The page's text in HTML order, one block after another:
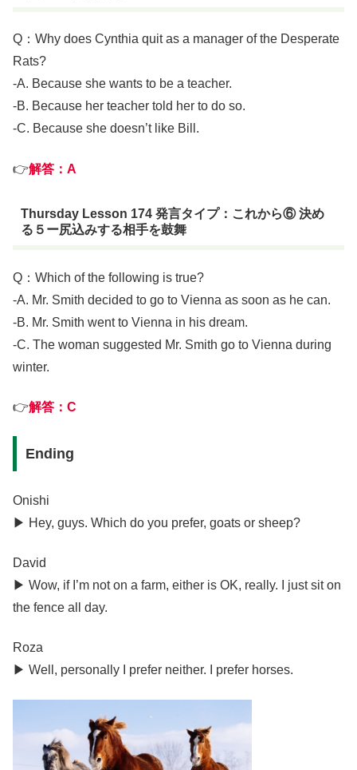
Q：Why does Cynthia quit as a manager of the Desperate
Rats?
-A. Because she wants to be a teacher.
-B. Because her teacher told her to do so.
-C. Because she doesn’t like Bill.
👉解答：A
Thursday Lesson 174 発言タイプ：これから⑥ 決め
る５ー尻込みする相手を鼓舞
Q：Which of the following is true?
-A. Mr. Smith decided to go to Vienna as soon as he can.
-B. Mr. Smith went to Vienna in his dream.
-C. The woman suggested Mr. Smith go to Vienna during
winter.
👉解答：C
Ending
Onishi
▶︎ Hey, guys. Which do you prefer, goats or sheep?
David
▶︎ Wow, if I’m not on a farm, either is OK, really. I just sit on
the fence all day.
Roza
▶︎ Well, personally I prefer neither. I prefer horses.